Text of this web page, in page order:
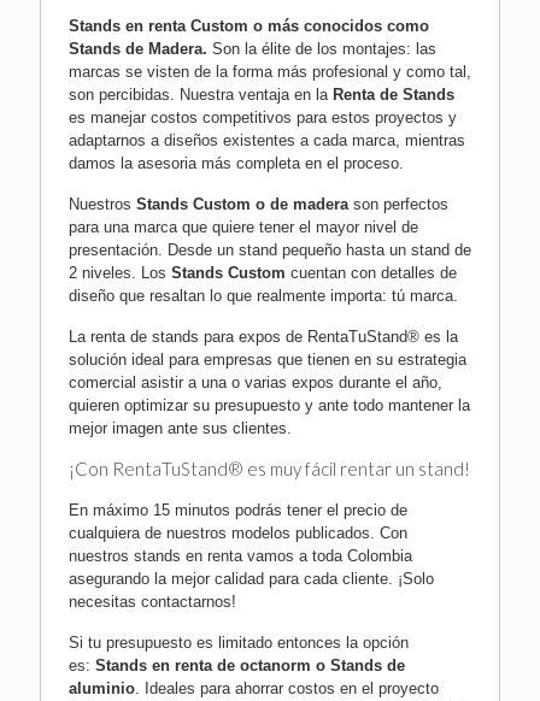
Stands en renta Custom o más conocidos como
Stands de Madera. Son la élite de los montajes: las
marcas se visten de la forma más profesional y como tal,
son percibidas. Nuestra ventaja en la Renta de Stands
es manejar costos competitivos para estos proyectos y
adaptarnos a diseños existentes a cada marca, mientras
damos la asesoria más completa en el proceso.
Nuestros Stands Custom o de maderason perfectos
para una marca que quiere tener el mayor nivel de
presentación. Desde un stand pequeño hasta un stand de
2 niveles. Los Stands Custom cuentan con detalles de
diseño que resaltan lo que realmente importa: tú marca.
La renta de stands para expos de RentaTuStand® es la
solución ideal para empresas que tienen en su estrategia
comercial asistir a una o varias expos durante el año,
quieren optimizar su presupuesto y ante todo mantener la
mejor imagen ante sus clientes.
¡Con RentaTuStand® es muy fácil rentar un stand!
En máximo 15 minutos podrás tener el precio de
cualquiera de nuestros modelos publicados. Con
nuestros stands en renta vamos a toda Colombia
asegurando la mejor calidad para cada cliente. ¡Solo
necesitas contactarnos!
Si tu presupuesto es limitado entonces la opción
es: Stands en renta de octanorm o Stands de
aluminio. Ideales para ahorrar costos en el proyecto